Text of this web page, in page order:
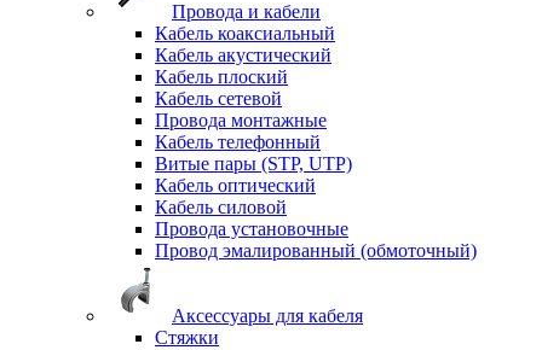
Провода и кабели
Кабель коаксиальный
Кабель акустический
Кабель плоский
Кабель сетевой
Провода монтажные
Кабель телефонный
Витые пары (STP, UTP)
Кабель оптический
Кабель силовой
Провода установочные
Провод эмалированный (обмоточный)
Аксессуары для кабеля
Стяжки